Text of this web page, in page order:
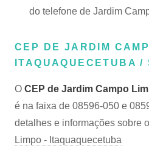
do telefone de Jardim
CEP DE JARDIM
ITAQUAQUECETUBA /
O CEP de Jardim Campo
é na faixa de 08596-050 e
detalhes e informações sobre o
Limpo - Itaquaquecetuba